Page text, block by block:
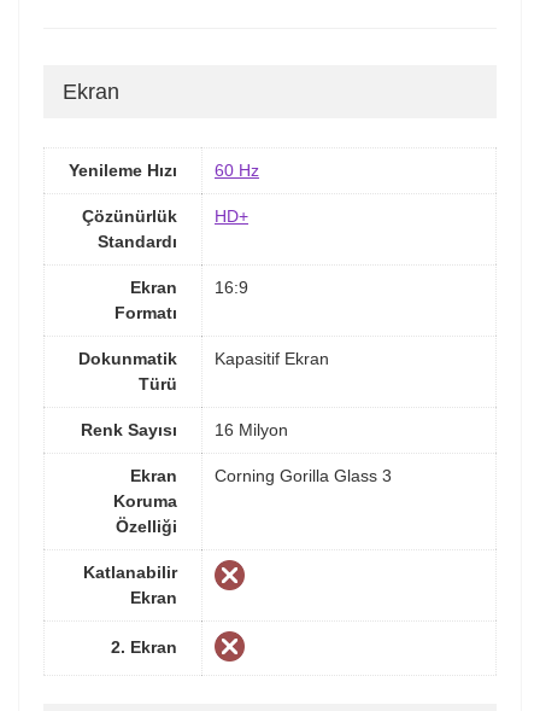
Ekran
Yenileme Hızı 60 Hz
Çözünürlük
Standardı
HD+
Ekran
Formatı
16:9
Dokunmatik
Türü
Kapasitif Ekran
Renk Sayısı 16 Milyon
Ekran
Koruma
Özelliği
Corning Gorilla Glass 3
Katlanabilir
Ekran
2. Ekran